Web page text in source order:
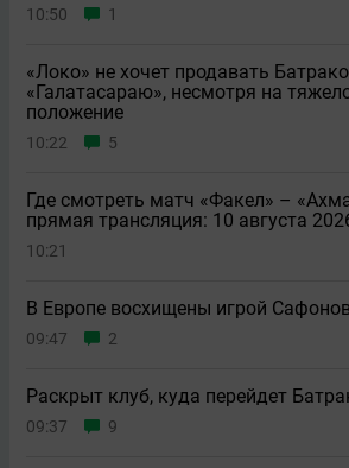
10:50 1
«Локо» не хочет продавать
«Галатасараю», несмотря на
положение
10:22 5
Где смотреть матч «Факел» –
прямая трансляция: 10 августа
10:21
В Европе восхищены игрой
09:47 2
Раскрыт клуб, куда перейдет
09:37 9